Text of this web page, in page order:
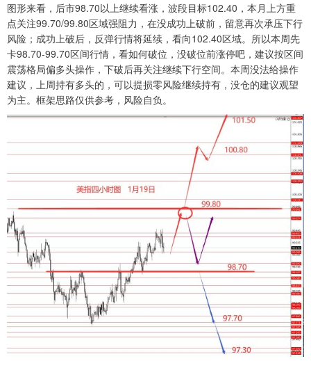
图形来看，后市98.70以上继续看涨，波段目标102.40，本月上方重
点关注99.70/99.80区域强阻力，在没成功上破前，留意再次承压下行
风险；成功上破后，反弹行情将延续，看向102.40区域。所以本周先
卡98.70-99.70区间行情，看如何破位，没破位前涨停吧，建议按区间
震荡格局偏多头操作，下破后再关注继续下行空间。本周没法给操作
建议，上周持有多头的，可以提损零风险继续持有，没仓的建议观望
为主。框架思路仅供参考，风险自负。